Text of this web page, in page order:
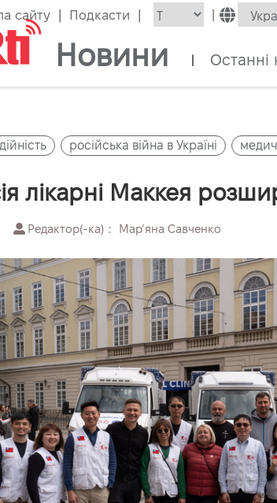
сайту | Подкасти | |
Новини | Останні
російська війна в Україні
лікарні Маккея
Редактор(-ка)： Марʼяна Савченко